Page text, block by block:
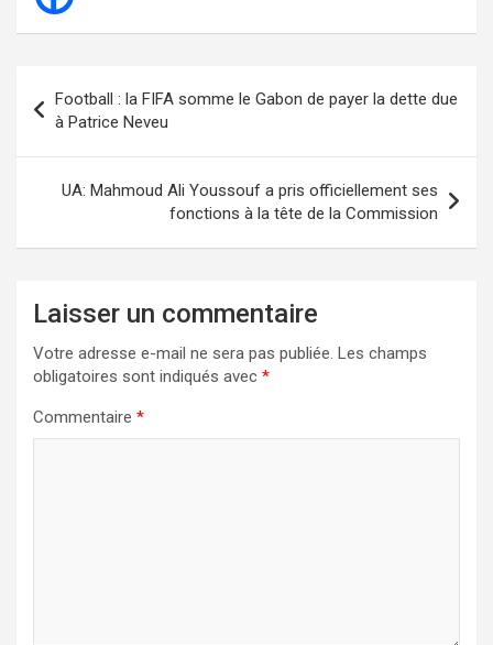
de
l’article
Football : la FIFA somme le Gabon de payer la dette due
à Patrice Neveu
UA: Mahmoud Ali Youssouf a pris officiellement ses
fonctions à la tête de la Commission
Laisser un commentaire
Votre adresse e-mail ne sera pas publiée. Les champs
obligatoires sont indiqués avec *
Commentaire *